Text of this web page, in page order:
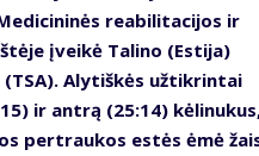
reabilitacijos ir
įveikė Talino (Estija)
Alytiškės užtikrintai
ir antrą (25:14)
pertraukos estės ėmė